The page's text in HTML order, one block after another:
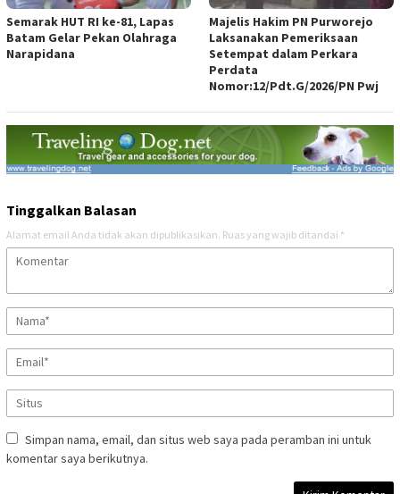
Semarak HUT RI ke-81, Lapas
Batam Gelar Pekan Olahraga
Narapidana
Majelis Hakim PN Purworejo
Laksanakan Pemeriksaan
Setempat dalam Perkara
Perdata
Nomor:12/Pdt.G/2026/PN Pwj
Tinggalkan Balasan
Alamat email Anda tidak akan dipublikasikan. Ruas yang wajib ditandai *
Simpan nama, email, dan situs web saya pada peramban ini untuk
komentar saya berikutnya.